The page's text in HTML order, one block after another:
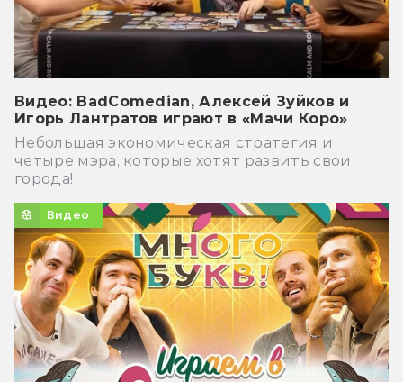
Видео: BadComedian, Алексей Зуйков и
Игорь Лантратов играют в «Мачи Коро»
Небольшая экономическая стратегия и
четыре мэра, которые хотят развить свои
города!
Видео